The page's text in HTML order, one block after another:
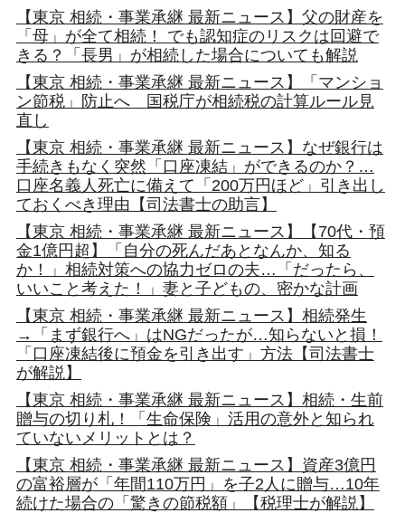
【東京 相続・事業承継 最新ニュース】父の財産を
「母」が全て相続！ でも認知症のリスクは回避で
きる？「長男」が相続した場合についても解説
【東京 相続・事業承継 最新ニュース】「マンショ
ン節税」防止へ 国税庁が相続税の計算ルール見
直し
【東京 相続・事業承継 最新ニュース】なぜ銀行は
手続きもなく突然「口座凍結」ができるのか？…
口座名義人死亡に備えて「200万円ほど」引き出し
ておくべき理由【司法書士の助言】
【東京 相続・事業承継 最新ニュース】【70代・預
金1億円超】「自分の死んだあとなんか、知る
か！」相続対策への協力ゼロの夫…「だったら、
いいこと考えた！」妻と子どもの、密かな計画
【東京 相続・事業承継 最新ニュース】相続発生
→「まず銀行へ」はNGだったが…知らないと損！
「口座凍結後に預金を引き出す」方法【司法書士
が解説】
【東京 相続・事業承継 最新ニュース】相続・生前
贈与の切り札！「生命保険」活用の意外と知られ
ていないメリットとは？
【東京 相続・事業承継 最新ニュース】資産3億円
の富裕層が「年間110万円」を子2人に贈与…10年
続けた場合の「驚きの節税額」【税理士が解説】